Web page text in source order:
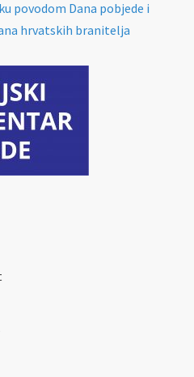
povodom Dana pobjede i
hrvatskih branitelja